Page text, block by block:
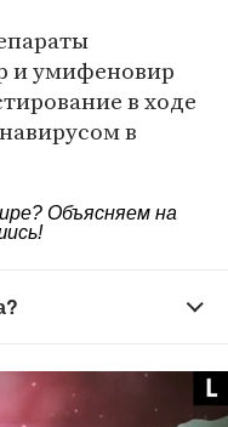
и умифеновир
в ходе
в
Объясняем на
без